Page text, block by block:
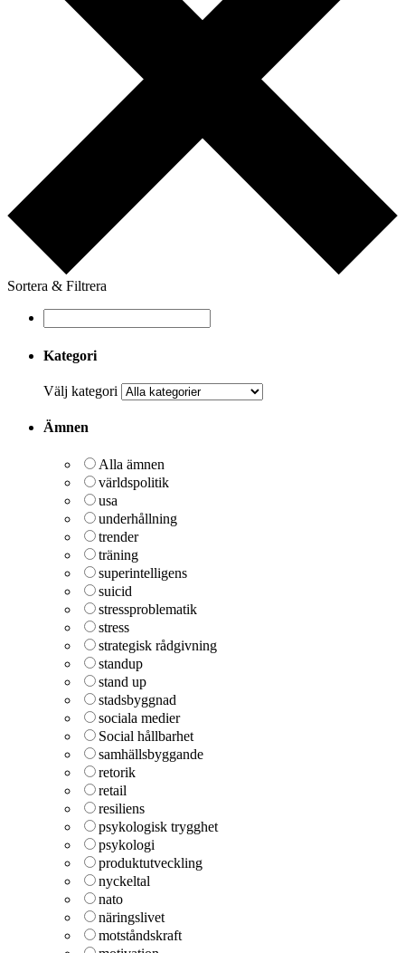
Sortera & Filtrera
Kategori
Välj kategori
Ämnen
Alla ämnen
världspolitik
usa
underhållning
trender
träning
superintelligens
suicid
stressproblematik
stress
strategisk rådgivning
standup
stand up
stadsbyggnad
sociala medier
Social hållbarhet
samhällsbyggande
retorik
retail
resiliens
psykologisk trygghet
psykologi
produktutveckling
nyckeltal
nato
näringslivet
motståndskraft